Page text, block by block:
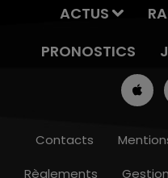
ACTUS
PRONOSTICS
Contacts
Règlements